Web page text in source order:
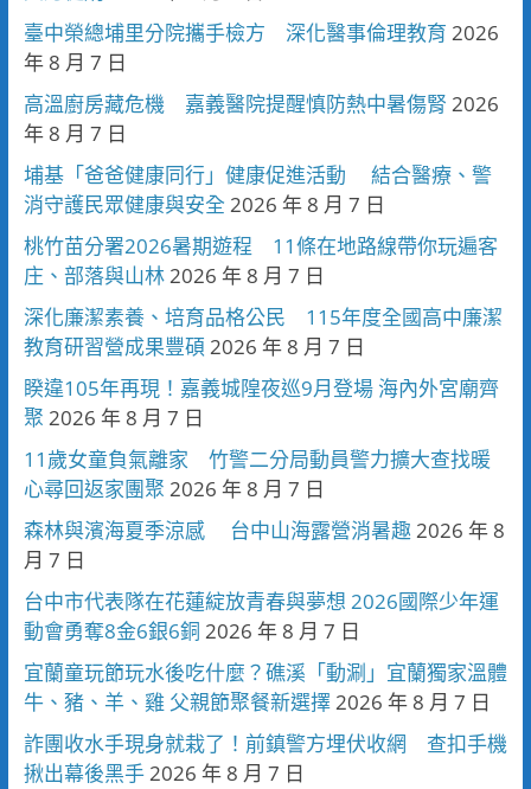
臺中榮總埔里分院攜手檢方 深化醫事倫理教育 2026
年 8 月 7 日
高溫廚房藏危機 嘉義醫院提醒慎防熱中暑傷腎 2026
年 8 月 7 日
埔基「爸爸健康同行」健康促進活動 結合醫療、警
消守護民眾健康與安全 2026 年 8 月 7 日
桃竹苗分署2026暑期遊程 11條在地路線帶你玩遍客
庄、部落與山林2026 年 8 月 7 日
深化廉潔素養、培育品格公民 115年度全國高中廉潔
教育研習營成果豐碩 2026 年 8 月 7 日
睽違105年再現！嘉義城隍夜巡9月登場 海內外宮廟齊
聚 2026 年 8 月 7 日
11歲女童負氣離家 竹警二分局動員警力擴大查找暖
心尋回返家團聚 2026 年 8 月 7 日
森林與濱海夏季涼感 台中山海露營消暑趣2026 年 8
月 7 日
台中市代表隊在花蓮綻放青春與夢想 2026國際少年運
動會勇奪8金6銀6銅 2026 年 8 月 7 日
宜蘭童玩節玩水後吃什麼？礁溪「動涮」宜蘭獨家溫體
牛、豬、羊、雞 父親節聚餐新選擇2026 年 8 月 7 日
詐團收水手現身就栽了！前鎮警方埋伏收網 查扣手機
揪出幕後黑手2026 年 8 月 7 日